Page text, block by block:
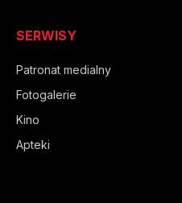
SERWISY
Patronat medialny
Fotogalerie
Kino
Apteki